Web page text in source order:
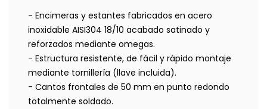
- Encimeras y estantes fabricados en acero
inoxidable AISI304 18/10 acabado satinado y
reforzados mediante omegas.
- Estructura resistente, de fácil y rápido montaje
mediante tornillería (llave incluida).
- Cantos frontales de 50 mm en punto redondo
totalmente soldado.